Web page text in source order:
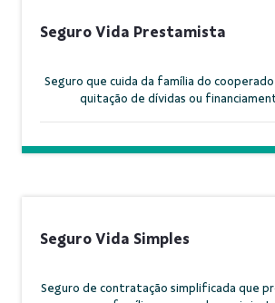
Seguro Vida Prestamista
Seguro que cuida da família do
quitação de dívidas ou
Seguro Vida Simples
Seguro de contratação simplificada que